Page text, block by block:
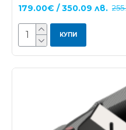
179.00€ / 350.09 лв.
КУПИ